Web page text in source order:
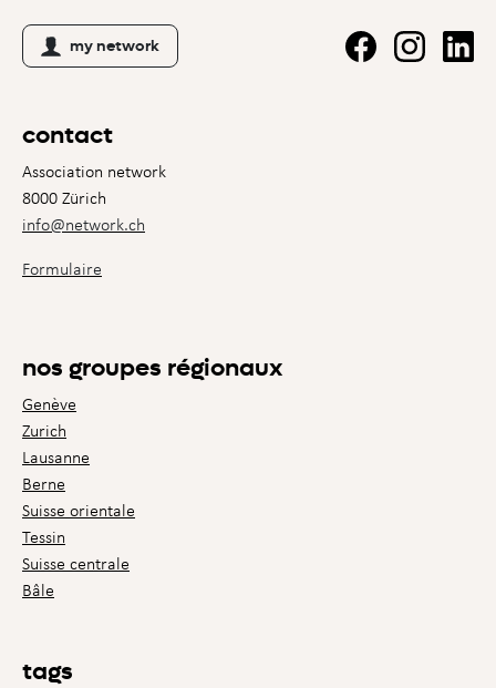
my network
contact
Association network
8000 Zürich
info@network.ch
Formulaire
nos groupes régionaux
Genève
Zurich
Lausanne
Berne
Suisse orientale
Tessin
Suisse centrale
Bâle
tags